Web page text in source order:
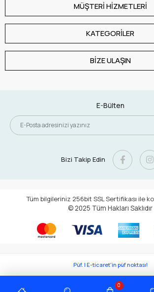
MÜŞTERİ HİZMETLERİ
KATEGORİLER
BİZE ULAŞIN
E-Bülten
Bizi Takip Edin
Tüm bilgileriniz 256bit SSL Sertifikası ile
© 2025 Tüm Hakları Saklıdır
0
Püf. | E-ticaret'in püf noktası!